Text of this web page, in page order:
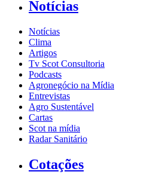
Notícias
Notícias
Clima
Artigos
Tv Scot Consultoria
Podcasts
Agronegócio na Mídia
Entrevistas
Agro Sustentável
Cartas
Scot na mídia
Radar Sanitário
Cotações